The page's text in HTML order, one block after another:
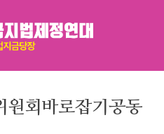
원회바로잡기공동